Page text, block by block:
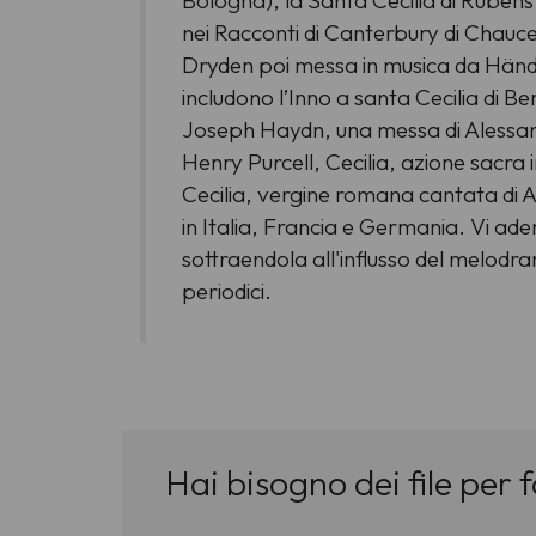
nei Racconti di Canterbury di
Dryden poi messa in musica da
includono l’Inno a santa Cecilia di
Joseph Haydn, una messa di
Henry Purcell, Cecilia, azione
Cecilia, vergine romana cantata di
in Italia, Francia e Germania. Vi
sottraendola all'influsso del
periodici.
Hai bisogno dei file per